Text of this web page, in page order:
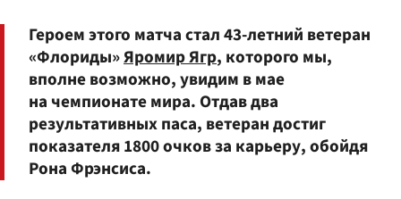
Героем этого матча стал 43-летний ветеран
«Флориды»Яромир Ягр, которого мы,
вполне возможно, увидим в мае
на чемпионате мира. Отдав два
результативных паса, ветеран достиг
показателя 1800 очков за карьеру, обойдя
Рона Фрэнсиса.